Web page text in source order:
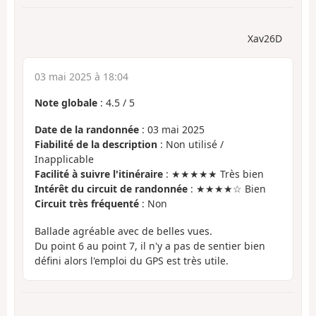
Xav26D
03 mai 2025 à 18:04
Note globale : 4.5 / 5
Date de la randonnée : 03 mai 2025
Fiabilité de la description : Non utilisé /
Inapplicable
Facilité à suivre l'itinéraire : ★★★★★ Très bien
Intérêt du circuit de randonnée : ★★★★☆ Bien
Circuit très fréquenté : Non
Ballade agréable avec de belles vues.
Du point 6 au point 7, il n'y a pas de sentier bien
défini alors l'emploi du GPS est très utile.